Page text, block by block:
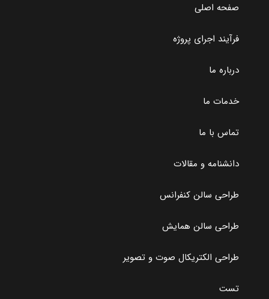
صفحه اصلی
فرآیند اجرای پروژه
درباره ما
خدمات ما
تماس با ما
دانشنامه و مقالات
طراحی سالن‌ کنفرانس
طراحی سالن همایش
طراحی الکتریکال صوت و تصویر
تست